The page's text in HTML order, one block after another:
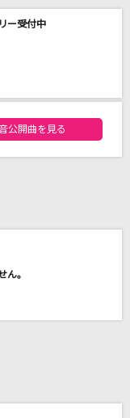
ができるな
ー受付中
ンキング
公開曲を見る